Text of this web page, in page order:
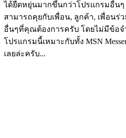
ได้ยืดหยุ่นมากขึ้นกว่าโปรแกรมอื่น
สามารถคุยกับเพื่อน, ลูกค้า, เพื่อนร่
อื่นๆที่คุณต้องการครับ โดยไม่มีข้อจ
โปรแกรมนี้เหมาะกับทั้ง MSN
เลยล่ะครับ...